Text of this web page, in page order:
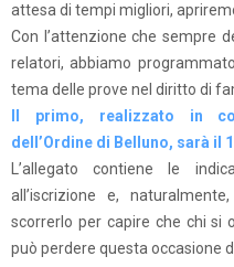
attesa di tempi migliori,
Con l’attenzione che sempre
relatori, abbiamo
tema delle prove nel diritto di
Il primo, realizzato in
dell’Ordine di Belluno, sarà il
L’allegato contiene le
all’iscrizione e,
scorrerlo per capire che chi si
può perdere questa occasione